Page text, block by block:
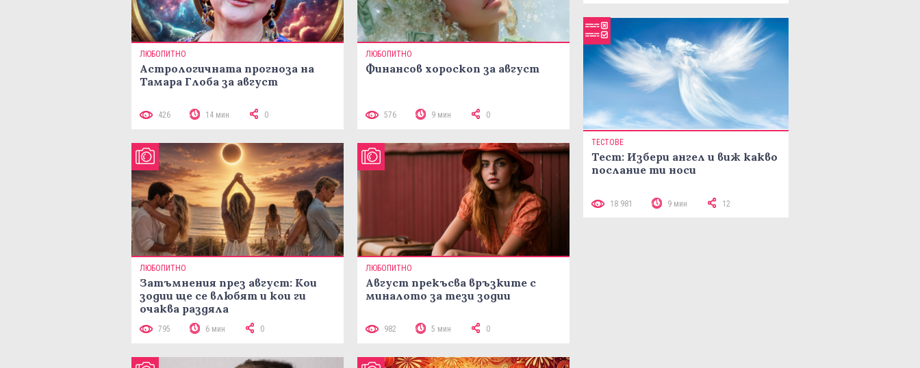
ЛЮБОПИТНО
Астрологичната прогноза на
Тамара Глоба за август
426 14 мин 0
ЛЮБОПИТНО
Финансов хороскоп за август
576 9 мин 0
ЛЮБОПИТНО
Затъмнения през август: Кои
зодии ще се влюбят и кои ги
очаква раздяла
795 6 мин 0
ЛЮБОПИТНО
Август прекъсва връзките с
миналото за тези зодии
982 5 мин 0
ТЕСТОВЕ
Тест: Избери ангел и виж какво
послание ти носи
18 981 9 мин 12